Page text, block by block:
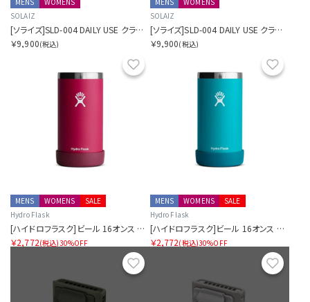
SOLAIZ
[ソライズ]SLD-004 DAILY USE クラウンパント
￥9,900(税込)
SOLAIZ
[ソライズ]SLD-004 DAILY USE クラウンパント
￥9,900(税込)
お気に入り
SALE
MENS
WOMENS
Hydro Flask
[ハイドロフラスク]ビール 16オンス クーラー カップ
￥2,772(税込)30%OFF
SALE
MENS
WOMENS
Hydro Flask
[ハイドロフラスク]ビール 16オンス クーラー カップ
￥2,772(税込)30%OFF
お気に入り